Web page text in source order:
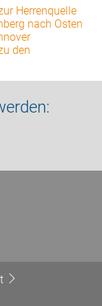
Herrenquelle
nach Osten
den